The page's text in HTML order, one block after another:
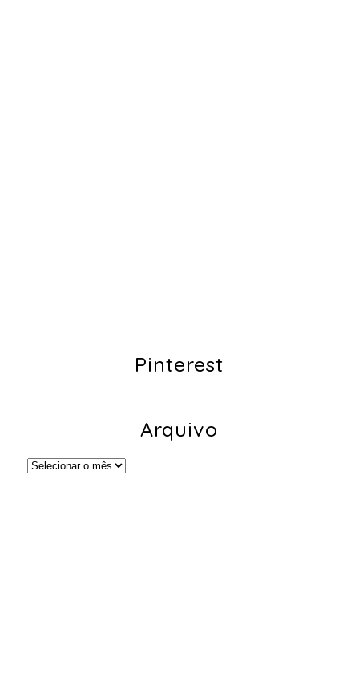
Pinterest
Arquivo
Arquivo